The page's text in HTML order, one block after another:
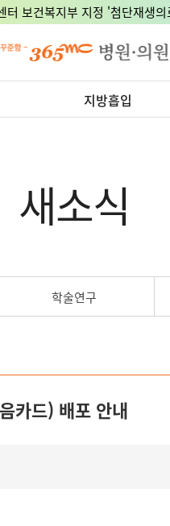
광복절, 정상진료 지점은 어디?
지방흡입
새소식
학술연구
카드) 배포 안내